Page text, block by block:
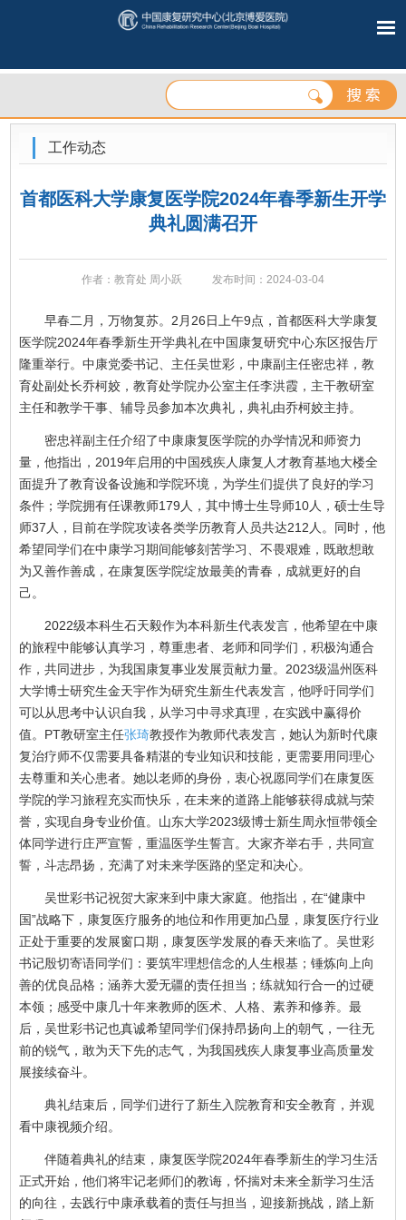
工作动态
首都医科大学康复医学院2024年春季新生开学
典礼圆满召开
作者：教育处 周小跃 发布时间：2024-03-04
早春二月，万物复苏。2月26日上午9点，首都医科大学康复
医学院2024年春季新生开学典礼在中国康复研究中心东区报告厅
隆重举行。中康党委书记、主任吴世彩，中康副主任密忠祥，教
育处副处长乔柯姣，教育处学院办公室主任李洪霞，主干教研室
主任和教学干事、辅导员参加本次典礼，典礼由乔柯姣主持。
密忠祥副主任介绍了中康康复医学院的办学情况和师资力
量，他指出，2019年启用的中国残疾人康复人才教育基地大楼全
面提升了教育设备设施和学院环境，为学生们提供了良好的学习
条件；学院拥有任课教师179人，其中博士生导师10人，硕士生导
师37人，目前在学院攻读各类学历教育人员共达212人。同时，他
希望同学们在中康学习期间能够刻苦学习、不畏艰难，既敢想敢
为又善作善成，在康复医学院绽放最美的青春，成就更好的自
己。
2022级本科生石天毅作为本科新生代表发言，他希望在中康
的旅程中能够认真学习，尊重患者、老师和同学们，积极沟通合
作，共同进步，为我国康复事业发展贡献力量。2023级温州医科
大学博士研究生金天宇作为研究生新生代表发言，他呼吁同学们
可以从思考中认识自我，从学习中寻求真理，在实践中赢得价
值。PT教研室主任张琦教授作为教师代表发言，她认为新时代康
复治疗师不仅需要具备精湛的专业知识和技能，更需要用同理心
去尊重和关心患者。她以老师的身份，衷心祝愿同学们在康复医
学院的学习旅程充实而快乐，在未来的道路上能够获得成就与荣
誉，实现自身专业价值。山东大学2023级博士新生周永恒带领全
体同学进行庄严宣誓，重温医学生誓言。大家齐举右手，共同宣
誓，斗志昂扬，充满了对未来学医路的坚定和决心。
吴世彩书记祝贺大家来到中康大家庭。他指出，在“健康中
国”战略下，康复医疗服务的地位和作用更加凸显，康复医疗行业
正处于重要的发展窗口期，康复医学发展的春天来临了。吴世彩
书记殷切寄语同学们：要筑牢理想信念的人生根基；锤炼向上向
善的优良品格；涵养大爱无疆的责任担当；练就知行合一的过硬
本领；感受中康几十年来教师的医术、人格、素养和修养。最
后，吴世彩书记也真诚希望同学们保持昂扬向上的朝气，一往无
前的锐气，敢为天下先的志气，为我国残疾人康复事业高质量发
展接续奋斗。
典礼结束后，同学们进行了新生入院教育和安全教育，并观
看中康视频介绍。
伴随着典礼的结束，康复医学院2024年春季新生的学习生活
正式开始，他们将牢记老师们的教诲，怀揣对未来全新学习生活
的向往，去践行中康承载着的责任与担当，迎接新挑战，踏上新